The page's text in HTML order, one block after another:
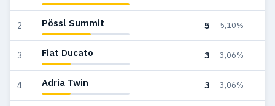
2 Pössl Summit 5 5,10%
3 Fiat Ducato 3 3,06%
4 Adria Twin 3 3,06%